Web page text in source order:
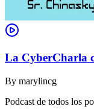
La CyberCharla
By marylincg
Podcast de todos los